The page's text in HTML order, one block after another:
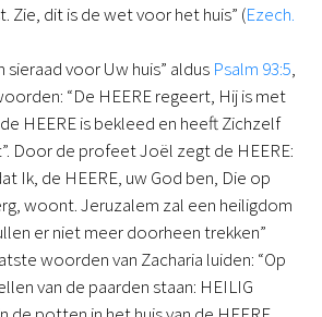
Zie, dit is de wet voor het huis” (Ezech.
sieraad voor Uw huis” aldus Psalm 93:5,
“De HEERE regeert, Hij is met
HEERE is bekleed en heeft Zichzelf
Door de profeet Joël zegt de HEERE:
Ik, de HEERE, uw God ben, Die op
woont. Jeruzalem zal een heiligdom
er niet meer doorheen trekken”
woorden van Zacharia luiden: “Op
van de paarden staan: HEILIG